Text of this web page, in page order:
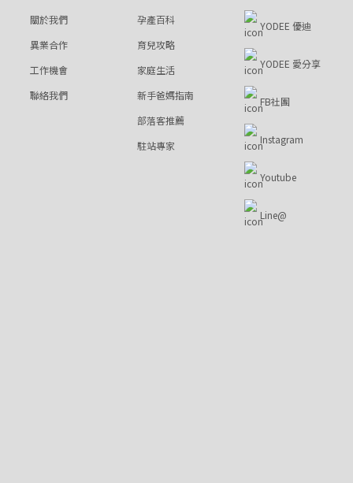
關於我們
異業合作
工作機會
聯絡我們
孕產百科
育兒攻略
家庭生活
新手爸媽指南
部落客推薦
駐站專家
YODEE 優迪
YODEE 愛分享
FB社團
Instagram
Youtube
Line@